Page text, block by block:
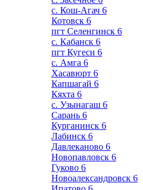
с. Кош-Агач 6
Котовск 6
пгт Селенгинск 6
с. Кабанск 6
пгт Кугеси 6
с. Амга 6
Хасавюрт 6
Капшагай 6
Кяхта 6
с. Узынагаш 6
Сарань 6
Курганинск 6
Лабинск 6
Давлеканово 6
Новопавловск 6
Гуково 6
Новоалександровск 6